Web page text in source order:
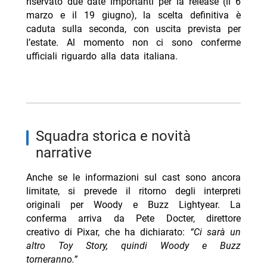
marzo e il 19 giugno), la scelta definitiva è
caduta sulla seconda, con uscita prevista per
l’estate. Al momento non ci sono conferme
ufficiali riguardo alla data italiana.
squadra storica e novità
narrative
Anche se le informazioni sul cast sono ancora
limitate, si prevede il ritorno degli interpreti
originali per Woody e Buzz Lightyear. La
conferma arriva da Pete Docter, direttore
creativo di Pixar, che ha dichiarato: “Ci sarà un
altro Toy Story, quindi Woody e Buzz
torneranno.”